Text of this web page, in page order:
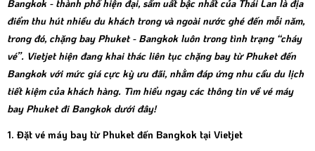
Bangkok - thành phố hiện đại, sầm uất bậc nhất của Thái Lan là địa
điểm thu hút nhiều du khách trong và ngoài nước ghé đến mỗi năm,
trong đó, chặng bay Phuket - Bangkok luôn trong tình trạng “cháy
vé”. Vietjet hiện đang khai thác liên tục chặng bay từ Phuket đến
Bangkok với mức giá cực kỳ ưu đãi, nhằm đáp ứng nhu cầu du lịch
tiết kiệm của khách hàng. Tìm hiểu ngay các thông tin về vé máy
bay Phuket đi Bangkok dưới đây!
1. Đặt vé máy bay từ Phuket đến Bangkok tại Vietjet